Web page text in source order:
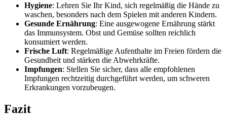
Hygiene: Lehren Sie Ihr Kind, sich regelmäßig die Hände zu
waschen, besonders nach dem Spielen mit anderen Kindern.
Gesunde Ernährung: Eine ausgewogene Ernährung stärkt
das Immunsystem. Obst und Gemüse sollten reichlich
konsumiert werden.
Frische Luft: Regelmäßige Aufenthalte im Freien fördern die
Gesundheit und stärken die Abwehrkräfte.
Impfungen: Stellen Sie sicher, dass alle empfohlenen
Impfungen rechtzeitig durchgeführt werden, um schweren
Erkrankungen vorzubeugen.
Fazit